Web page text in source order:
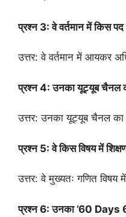
प्रश्न 3: वे वर्तमान में किस पद
उत्तर: वे वर्तमान में आयकर
प्रश्न 4: उनका यूट्यूब चैनल
उत्तर: उनका यूट्यूब चैनल
प्रश्न 5: वे किस विषय में
उत्तर: वे मुख्यतः गणित विषय
प्रश्न 6: उनका ’60 Days